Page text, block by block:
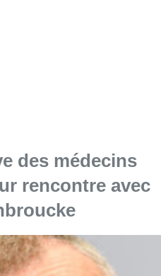
des médecins
rencontre avec